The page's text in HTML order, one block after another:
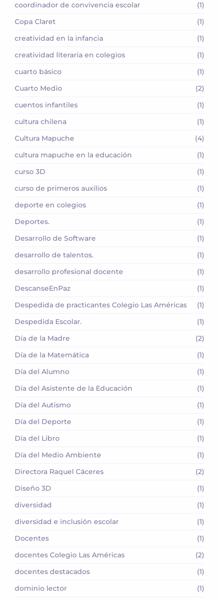
coordinador de convivencia escolar
(1)
Copa Claret
(1)
creatividad en la infancia
(1)
creatividad literaria en colegios
(1)
cuarto básico
(1)
Cuarto Medio
(2)
cuentos infantiles
(1)
cultura chilena
(1)
Cultura Mapuche
(4)
cultura mapuche en la educación
(1)
curso 3D
(1)
curso de primeros auxilios
(1)
deporte en colegios
(1)
Deportes.
(1)
Desarrollo de Software
(1)
desarrollo de talentos.
(1)
desarrollo profesional docente
(1)
DescanseEnPaz
(1)
Despedida de practicantes Colegio Las Américas
(1)
Despedida Escolar.
(1)
Día de la Madre
(2)
Día de la Matemática
(1)
Día del Alumno
(1)
Día del Asistente de la Educación
(1)
Día del Autismo
(1)
Día del Deporte
(1)
Día del Libro
(1)
Día del Medio Ambiente
(1)
Directora Raquel Cáceres
(2)
Diseño 3D
(1)
diversidad
(1)
diversidad e inclusión escolar
(1)
Docentes
(1)
docentes Colegio Las Américas
(2)
docentes destacados
(1)
dominio lector
(1)